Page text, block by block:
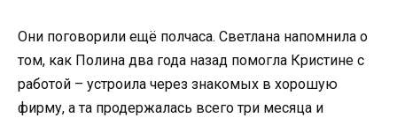
Они поговорили ещё полчаса. Светлана напомнила о
том, как Полина два года назад помогла Кристине с
работой – устроила через знакомых в хорошую
фирму, а та продержалась всего три месяца и